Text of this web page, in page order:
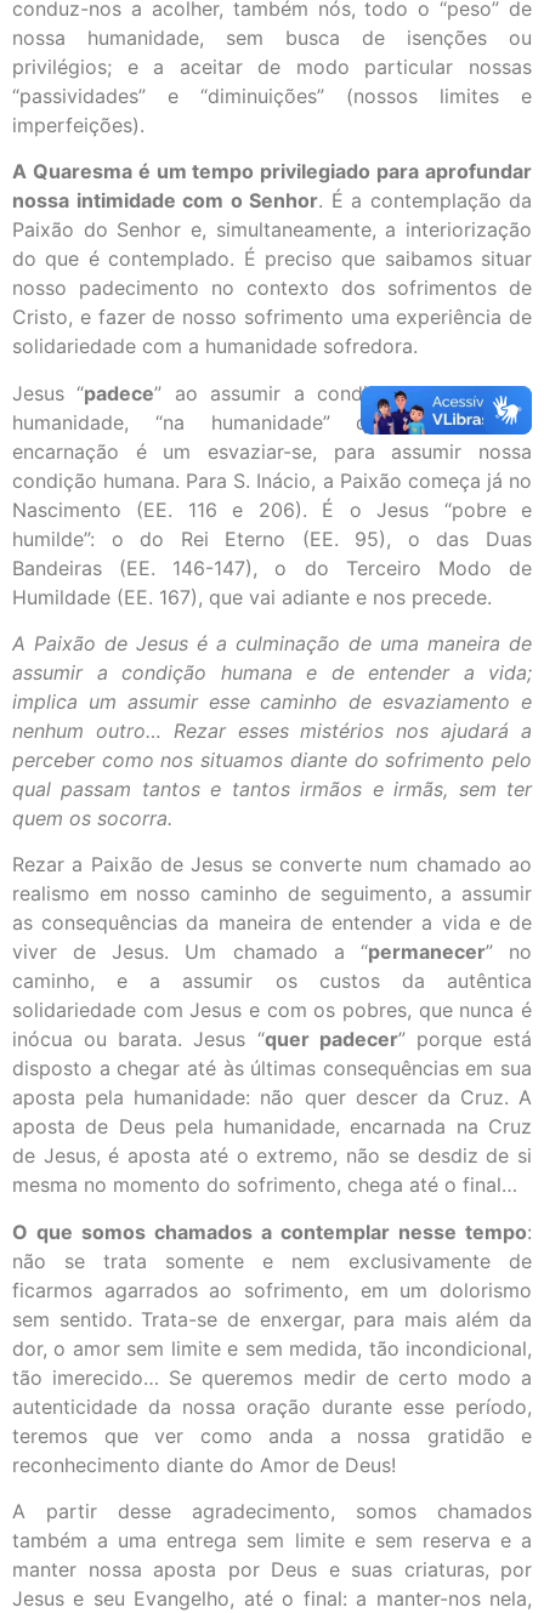
conduz-nos a acolher, também nós, todo o “peso” de
nossa humanidade, sem busca de isenções ou
privilégios; e a aceitar de modo particular nossas
“passividades” e “diminuições” (nossos limites e
imperfeições).
A Quaresma é um tempo privilegiado para aprofundar
nossa intimidade com o Senhor. É a contemplação da
Paixão do Senhor e, simultaneamente, a interiorização
do que é contemplado. É preciso que saibamos situar
nosso padecimento no contexto dos sofrimentos de
Cristo, e fazer de nosso sofrimento uma experiência de
solidariedade com a humanidade sofredora.
Jesus “padece” ao assumir a condição concreta de
humanidade, “na humanidade” que escolhe. A
encarnação é um esvaziar-se, para assumir nossa
condição humana. Para S. Inácio, a Paixão começa já no
Nascimento (EE. 116 e 206). É o Jesus “pobre e
humilde”: o do Rei Eterno (EE. 95), o das Duas
Bandeiras (EE. 146-147), o do Terceiro Modo de
Humildade (EE. 167), que vai adiante e nos precede.
A Paixão de Jesus é a culminação de uma maneira de
assumir a condição humana e de entender a vida;
implica um assumir esse caminho de esvaziamento e
nenhum outro… Rezar esses mistérios nos ajudará a
perceber como nos situamos diante do sofrimento pelo
qual passam tantos e tantos irmãos e irmãs, sem ter
quem os socorra.
Rezar a Paixão de Jesus se converte num chamado ao
realismo em nosso caminho de seguimento, a assumir
as consequências da maneira de entender a vida e de
viver de Jesus. Um chamado a “permanecer” no
caminho, e a assumir os custos da autêntica
solidariedade com Jesus e com os pobres, que nunca é
inócua ou barata. Jesus “quer padecer” porque está
disposto a chegar até às últimas consequências em sua
aposta pela humanidade: não quer descer da Cruz. A
aposta de Deus pela humanidade, encarnada na Cruz
de Jesus, é aposta até o extremo, não se desdiz de si
mesma no momento do sofrimento, chega até o final…
O que somos chamados a contemplar nesse tempo:
não se trata somente e nem exclusivamente de
ficarmos agarrados ao sofrimento, em um dolorismo
sem sentido. Trata-se de enxergar, para mais além da
dor, o amor sem limite e sem medida, tão incondicional,
tão imerecido… Se queremos medir de certo modo a
autenticidade da nossa oração durante esse período,
teremos que ver como anda a nossa gratidão e
reconhecimento diante do Amor de Deus!
A partir desse agradecimento, somos chamados
também a uma entrega sem limite e sem reserva e a
manter nossa aposta por Deus e suas criaturas, por
Jesus e seu Evangelho, até o final: a manter-nos nela,